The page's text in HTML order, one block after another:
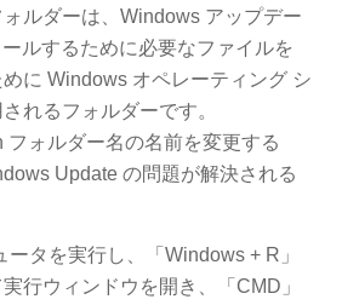
ルダーは、Windows アップデー
ルするために必要なファイルを
に Windows オペレーティング シ
れるフォルダーです。
フォルダー名の名前を変更する
Update の問題が解決される
ータを実行し、「Windows + R」
行ウィンドウを開き、「CMD」